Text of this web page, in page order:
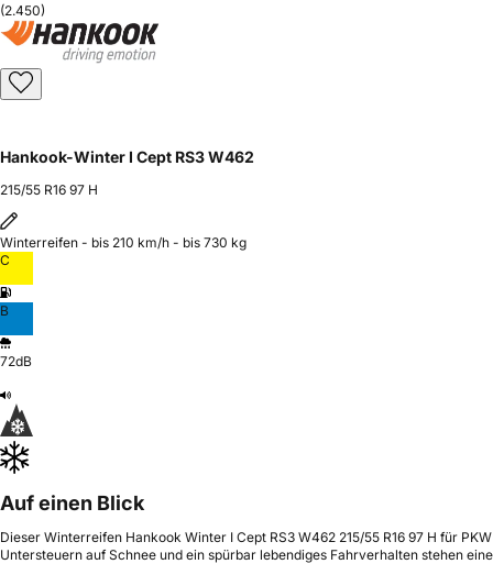
(2.450)
Hankook-Winter I Cept RS3 W462
215/55 R16 97 H
Winterreifen - bis 210 km/h - bis 730 kg
C
B
72dB
Auf einen Blick
Dieser Winterreifen Hankook Winter I Cept RS3 W462 215/55 R16 97 H für
Untersteuern auf Schnee und ein spürbar lebendiges Fahrverhalten stehen